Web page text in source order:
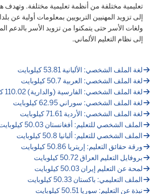
تعليمية مختلفة من أنظمة تعليمية مختلفة. وتهدف
إلى تزويد المهنيين التربويين بمعلومات أولية عن
ولغات الأسر حتى يتمكنوا من تزويد الأسر بالدعم
إلى نظام التعليم الألماني.
لغة الملف الشخصي: الألبانية 53.81 كيلوبايت
لغة الملف الشخصي: العربية 50.7 كيلوبايت
لغة الملف الشخصي: الفارسية (والدارية) 110.02 كيلوبايت
لغة الملف الشخصي: سوراني 62.95 كيلوبايت
لغة الملف الشخصي: الأردية 71.61 كيلوبايت
الملف الشخصي للتعليم: أفغانستان 50.03 كيلوبايت
الملف الشخصي للتعليم: ألبانيا 50.8 كيلوبايت
ورقة حقائق التعليم: إريتريا 50.86 كيلوبايت
بروفايل التعليم العراق 50.72 كيلوبايت
لمحة عن التعليم إيران 50.03 كيلوبايت
الملف التعليمي: باكستان 50.33 كيلوبايت
نبذة عن التعليم: سوريا 50.51 كيلوبايت